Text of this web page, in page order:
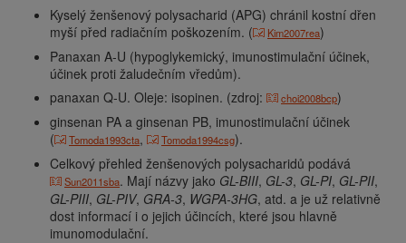
Kyselý ženšenový polysacharid (APG) chránil kostní dřen
myší před radiačním poškozením. (
Kim2007rea)
Panaxan A-U (hypoglykemický, imunostimulační účinek,
účinek proti žaludečním vředům).
panaxan Q-U. Oleje: isopinen. (zdroj:
choi2008bcp)
ginsenan PA a ginsenan PB, imunostimulační účinek
(
Tomoda1993cta, Tomoda1994csg).
Celkový přehled ženšenových polysacharidů podává
Sun2011sba. Mají názvy jako GL-BIII, GL-3, GL-PI, GL-PII,
GL-PIII, GL-PIV, GRA-3, WGPA-3HG, atd. a je už relativně
dost informací i o jejich účincích, které jsou hlavně
imunomodulační.